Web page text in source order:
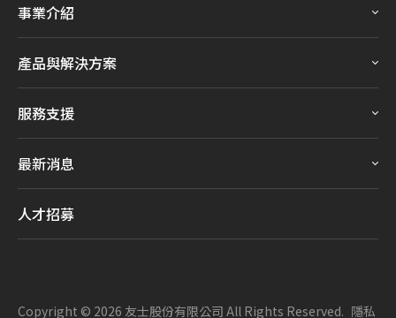
事業介紹
產品與解決方案
服務支援
最新消息
人才招募
Copyright © 2026 友士股份有限公司 All Rights Reserved. 隱私